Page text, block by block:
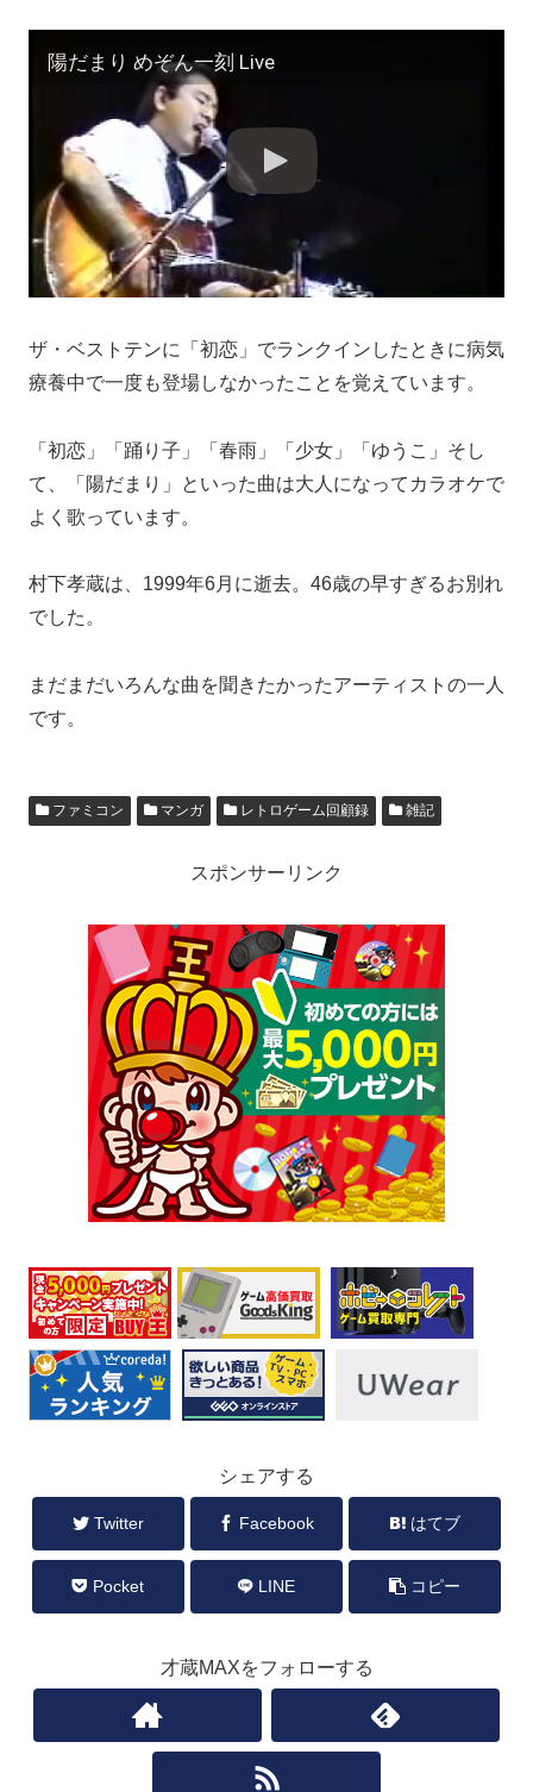
陽だまり めぞん一刻 Live
ザ・ベストテンに「初恋」でランクインしたときに病気
療養中で一度も登場しなかったことを覚えています。
「初恋」「踊り子」「春雨」「少女」「ゆうこ」そし
て、「陽だまり」といった曲は大人になってカラオケで
よく歌っています。
村下孝蔵は、1999年6月に逝去。46歳の早すぎるお別れ
でした。
まだまだいろんな曲を聞きたかったアーティストの一人
です。
ファミコン マンガ レトロゲーム回顧録 雑記
スポンサーリンク
シェアする
Twitter Facebook はてブ
Pocket LINE コピー
才蔵MAXをフォローする